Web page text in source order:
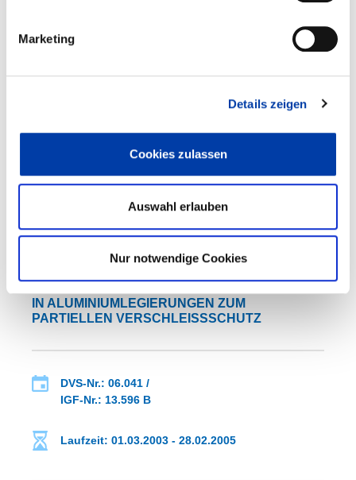
Marketing
Details zeigen
Cookies zulassen
Auswahl erlauben
Nur notwendige Cookies
DVS-Nr.: 06.050 /
Laufzeit: 01.06.2003 - 31.05.2005
WEITERE INFORMATIONEN
IN ALUMINIUMLEGIERUNGEN ZUM
PARTIELLEN VERSCHLEISSSCHUTZ
DVS-Nr.: 06.041 /
IGF-Nr.: 13.596 B
Laufzeit: 01.03.2003 - 28.02.2005